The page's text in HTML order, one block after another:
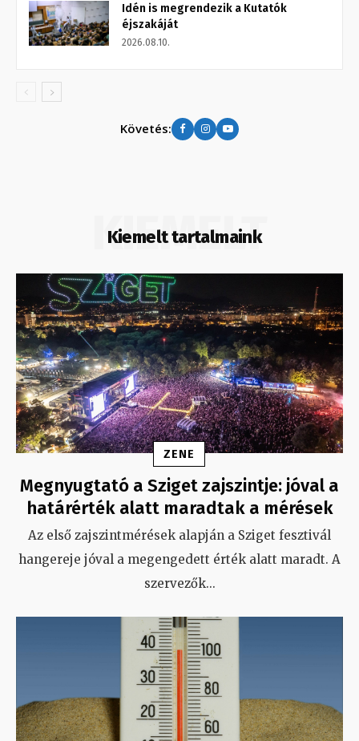
Idén is megrendezik a Kutatók
éjszakáját
2026.08.10.
Követés:
Kiemelt tartalmaink
KIEMELT
ZENE
Megnyugtató a Sziget zajszintje: jóval a
határérték alatt maradtak a mérések
Az első zajszintmérések alapján a Sziget fesztivál
hangereje jóval a megengedett érték alatt maradt. A
szervezők...